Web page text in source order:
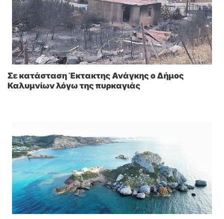
Σε κατάσταση Έκτακτης Ανάγκης ο Δήμος
Καλυμνίων λόγω της πυρκαγιάς